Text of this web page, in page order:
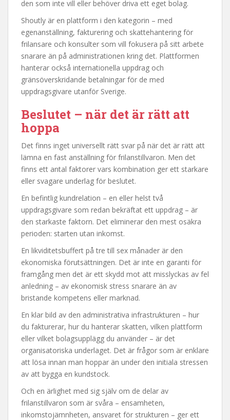
den som inte vill eller behöver driva ett eget bolag.
Shoutly är en plattform i den kategorin – med
egenanställning, fakturering och skattehantering för
frilansare och konsulter som vill fokusera på sitt arbete
snarare än på administrationen kring det. Plattformen
hanterar också internationella uppdrag och
gränsöverskridande betalningar för de med
uppdragsgivare utanför Sverige.
Beslutet – när det är rätt att
hoppa
Det finns inget universellt rätt svar på när det är rätt att
lämna en fast anställning för frilanstillvaron. Men det
finns ett antal faktorer vars kombination ger ett starkare
eller svagare underlag för beslutet.
En befintlig kundrelation – en eller helst två
uppdragsgivare som redan bekräftat ett uppdrag – är
den starkaste faktorn. Det eliminerar den mest osäkra
perioden: starten utan inkomst.
En likviditetsbuffert på tre till sex månader är den
ekonomiska förutsättningen. Det är inte en garanti för
framgång men det är ett skydd mot att misslyckas av fel
anledning – av ekonomisk stress snarare än av
bristande kompetens eller marknad.
En klar bild av den administrativa infrastrukturen – hur
du fakturerar, hur du hanterar skatten, vilken plattform
eller vilket bolagsupplägg du använder – är det
organisatoriska underlaget. Det är frågor som är enklare
att lösa innan man hoppar än under den initiala stressen
av att bygga en kundstock.
Och en ärlighet med sig själv om de delar av
frilanstillvaron som är svåra – ensamheten,
inkomstojämnheten, ansvaret för strukturen – ger ett